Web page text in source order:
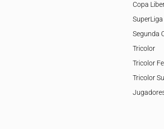
Copa
SuperLiga
Segunda
Tricolor
Tricolor
Tricolor